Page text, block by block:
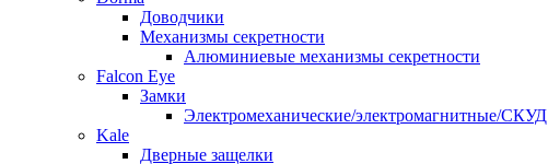
Доводчики
Механизмы секретности
Алюминиевые механизмы секретности
Falcon Eye
Замки
Электромеханические/электромагнитные/СКУД
Kale
Дверные защелки